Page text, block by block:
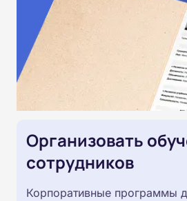
Организовать
сотрудников
Корпоративные программы